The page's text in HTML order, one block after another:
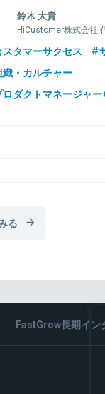
鈴木 大貴
HiCustomer株式会社
スタマーサクセス
織・カルチャー
ロダクトマネージャー
る
FastGrow長期イン